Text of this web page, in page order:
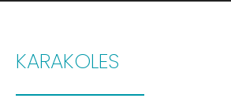
KARAKOLES